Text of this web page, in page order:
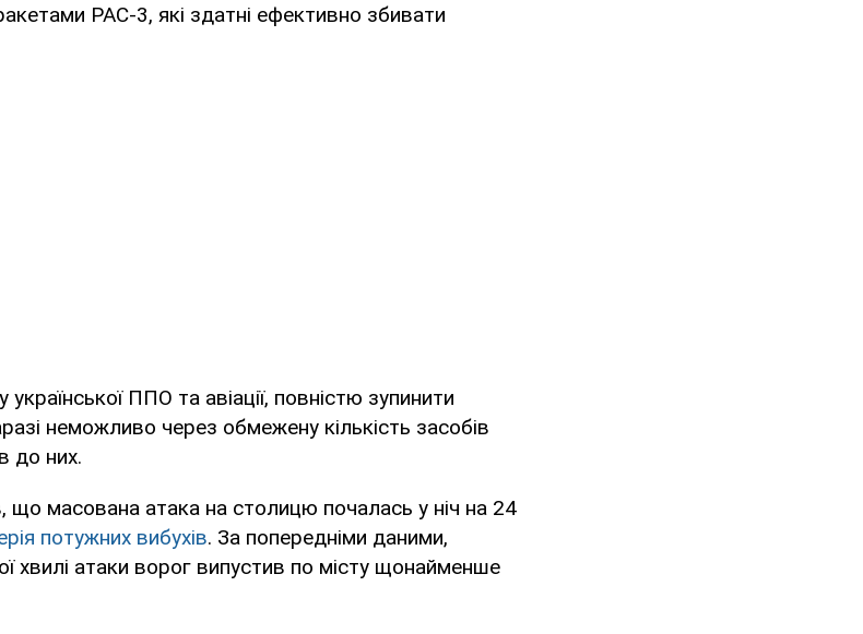
PAC-3, які здатні ефективно збивати
ППО та авіації, повністю зупинити
неможливо через обмежену кількість засобів
до них.
що масована атака на столицю почалась у ніч на 24
потужних вибухів. За попередніми даними,
хвилі атаки ворог випустив по місту щонайменше